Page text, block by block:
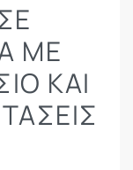
ΜΕ
ΚΑΙ